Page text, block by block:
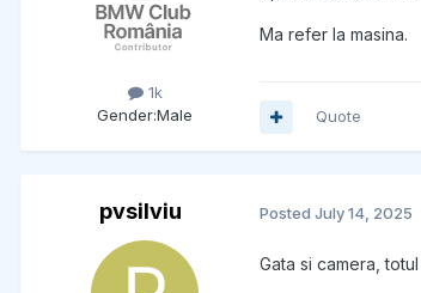
1k
Gender:Male
Ma refer la masina.
Quote
pvsilviu Posted July 14, 2025
Gata si camera,